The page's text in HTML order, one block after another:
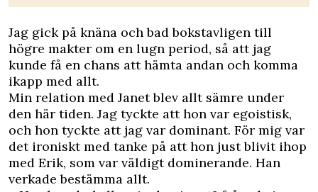
Jag gick på knäna och bad bokstavligen till
högre makter om en lugn period, så att jag
kunde få en chans att hämta andan och komma
ikapp med allt.
Min relation med Janet blev allt sämre under
den här tiden. Jag tyckte att hon var egoistisk,
och hon tyckte att jag var dominant. För mig var
det ironiskt med tanke på att hon just blivit ihop
med Erik, som var väldigt dominerande. Han
verkade bestämma allt.